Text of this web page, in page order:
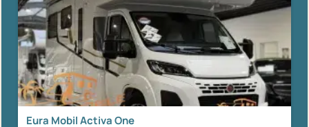
Eura Mobil Activa One